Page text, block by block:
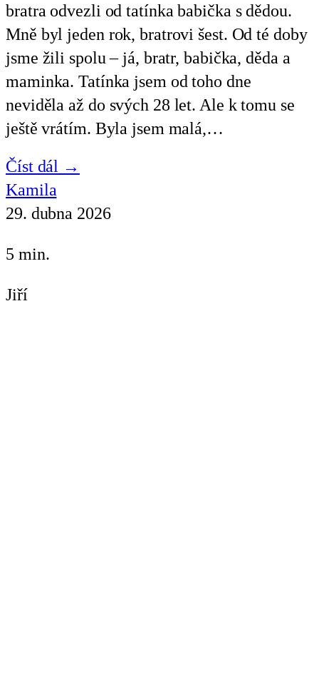
bratra odvezli od tatínka babička s dědou.
Mně byl jeden rok, bratrovi šest. Od té doby
jsme žili spolu – já, bratr, babička, děda a
maminka. Tatínka jsem od toho dne
neviděla až do svých 28 let. Ale k tomu se
ještě vrátím. Byla jsem malá,…
Číst dál →
Kamila
29. dubna 2026
5 min.
Jiří